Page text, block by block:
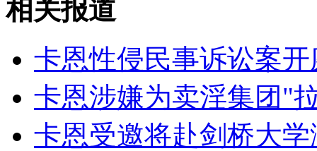
女孩北京地铁殴打老人 痛下狠手拳打脚踢
相关报道
卡恩性侵民事诉讼案
卡恩涉嫌为卖淫集团"
卡恩受邀将赴剑桥大